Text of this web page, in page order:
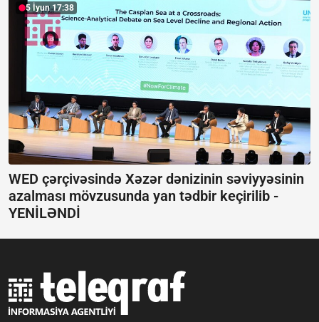
5 İyun 17:38
WED çərçivəsində Xəzər dənizinin səviyyəsinin
azalması mövzusunda yan tədbir keçirilib -
YENİLƏNDİ